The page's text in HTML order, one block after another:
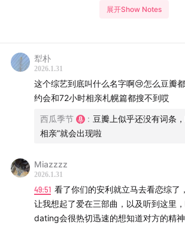
但英书反而犹豫了，一开始就过于旺盛
说，72小时，只是一段漫长故事的刚刚
热情和决心。
这是韩国最近的旅行恋综《72小时约会
事。几对陌生人，被安排分别前往一个
市，在旅行中朝夕相处72个小时，会发
倒不是它的设定多特别、关系多精彩，
一种平静的温暖、甚至有点老派的相爱
上还有人在这样相爱，真好啊。这一期
展开Show Notes
犁朴
2026.1.31
这个综艺到底叫什么名字啊😢怎么豆瓣
约会和72小时相亲札幌篇都搜不到哎
西瓜季节 : 豆瓣上似乎还没有词条
相亲”就会出现啦
Miazzzz
2026.1.31
49:51 看了你们的安利就立马去看恋综了
让我想起了爱在三部曲，以及听到这里
dating会很热切迅速的想知道对方的精